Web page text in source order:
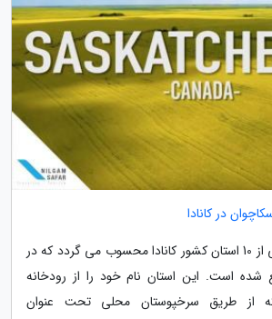
در کانادا
استان ساسکاچوان یکی از 10 استان کشور کانادا محسوب می گردد که در
است. این استان نام خود را از رودخانه
از طریق سرخپوستان محلی تحت عنوان